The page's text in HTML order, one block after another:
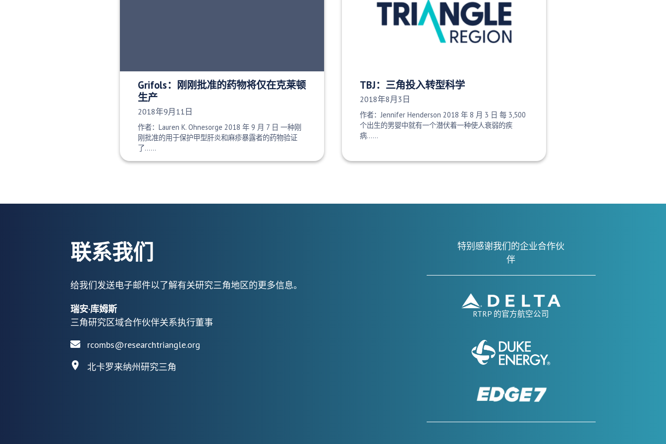
Grifols：刚刚批准的药物将仅在克莱顿
生产
发布日期：
2018年9月11日
作者：Lauren K. Ohnesorge 2018 年 9 月 7 日 一种刚
刚批准的用于保护甲型肝炎和麻疹暴露者的药物验证
了……
TBJ：三角投入转型科学
发布日期：
2018年8月3日
作者：Jennifer Henderson 2018 年 8 月 3 日 每 3,500
个出生的男婴中就有一个潜伏着一种使人衰弱的疾
病......
联系我们
给我们发送电子邮件以了解有关研究三角地区的更多信息。
瑞安·库姆斯
三角研究区域合作伙伴关系执行董事
rcombs@researchtriangle.org
北卡罗来纳州研究三角
特别感谢我们的企业合作伙
伴
RTRP 的官方航空公司